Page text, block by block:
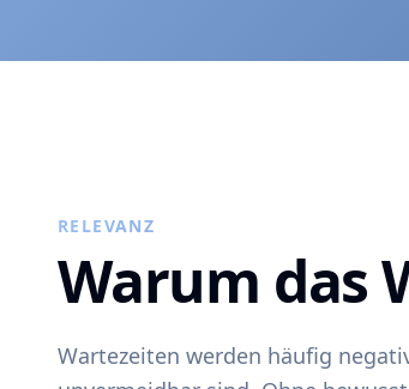
RELEVANZ
Warum das
Wartezeiten werden häufig